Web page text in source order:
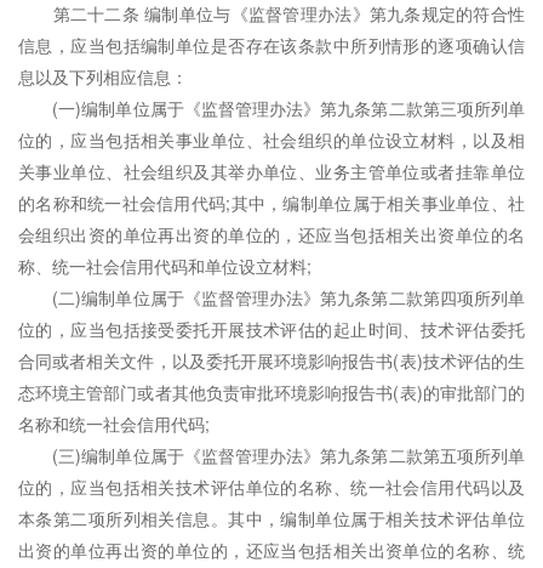
第二十二条 编制单位与《监督管理办法》第九条规定的符合性
信息，应当包括编制单位是否存在该条款中所列情形的逐项确认信
息以及下列相应信息：
(一)编制单位属于《监督管理办法》第九条第二款第三项所列单
位的，应当包括相关事业单位、社会组织的单位设立材料，以及相
关事业单位、社会组织及其举办单位、业务主管单位或者挂靠单位
的名称和统一社会信用代码;其中，编制单位属于相关事业单位、社
会组织出资的单位再出资的单位的，还应当包括相关出资单位的名
称、统一社会信用代码和单位设立材料;
(二)编制单位属于《监督管理办法》第九条第二款第四项所列单
位的，应当包括接受委托开展技术评估的起止时间、技术评估委托
合同或者相关文件，以及委托开展环境影响报告书(表)技术评估的生
态环境主管部门或者其他负责审批环境影响报告书(表)的审批部门的
名称和统一社会信用代码;
(三)编制单位属于《监督管理办法》第九条第二款第五项所列单
位的，应当包括相关技术评估单位的名称、统一社会信用代码以及
本条第二项所列相关信息。其中，编制单位属于相关技术评估单位
出资的单位再出资的单位的，还应当包括相关出资单位的名称、统